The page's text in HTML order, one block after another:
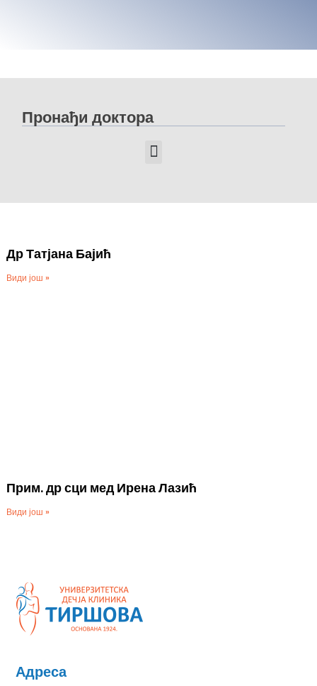
Пронађи доктора
Др Татјана Бајић
Види још »
Прим. др сци мед Ирена Лазић
Види још »
Адреса